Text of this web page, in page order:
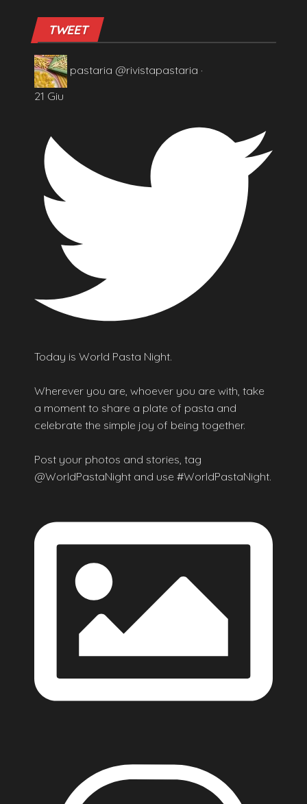
TWEET
pastaria @rivistapastaria ·
21 Giu
Today is World Pasta Night.
Wherever you are, whoever you are with, take
a moment to share a plate of pasta and
celebrate the simple joy of being together.
Post your photos and stories, tag
@WorldPastaNight and use #WorldPastaNight.